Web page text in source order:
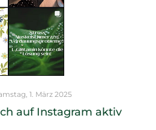
1. März 2025
auf Instagram aktiv